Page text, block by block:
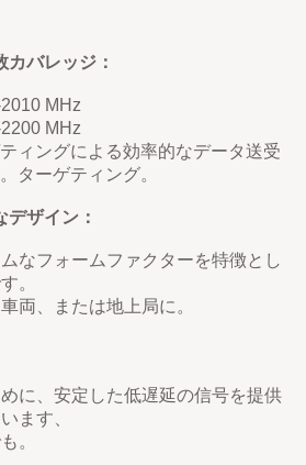
バレッジ：
MHz
MHz
ィングによる効率的なデータ送受
ターゲティング。
デザイン：
なフォームファクターを特徴とし
。
両、または地上局に。
に、安定した低遅延の信号を提供
ます、
。